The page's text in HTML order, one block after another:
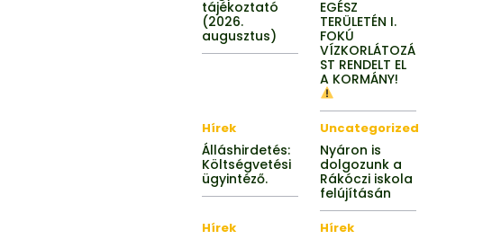
tájékoztató
(2026.
augusztus)
EGÉSZ
TERÜLETÉN I.
FOKÚ
VÍZKORLÁTOZÁ
ST RENDELT EL
A KORMÁNY!
Hírek
Álláshirdetés:
Költségvetési
ügyintéző.
Uncategorized
Nyáron is
dolgozunk a
Rákóczi iskola
felújításán
Hírek Hírek